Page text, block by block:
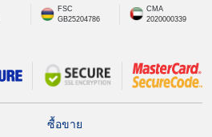
FSC
GB25204786
CMA
2020000339
ซื้อขาย